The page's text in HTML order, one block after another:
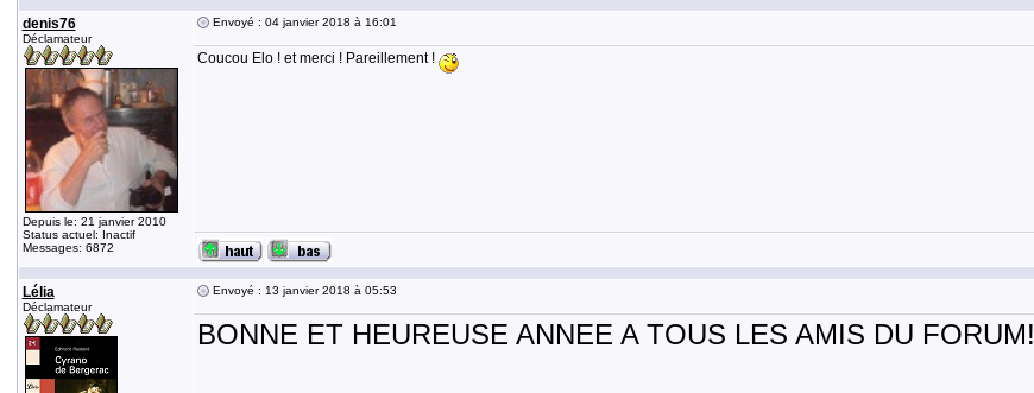
denis76
Déclamateur
Depuis le: 21 janvier 2010
Status actuel: Inactif
Messages: 6872
Envoyé : 04 janvier 2018 à 16:01
Coucou Elo ! et merci ! Pareillement !
Lélia
Déclamateur
Envoyé : 13 janvier 2018 à 05:53
BONNE ET HEUREUSE ANNEE A TOUS LES AMIS DU FORUM!